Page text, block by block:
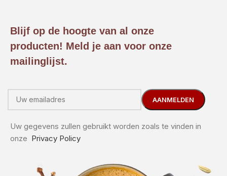
Blijf op de hoogte van al onze
producten! Meld je aan voor onze
mailinglijst.
Uw gegevens zullen gebruikt worden zoals te vinden in
onze Privacy Policy